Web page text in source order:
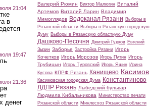
21:04
в
19:47
21:36
денег
Валерий Рюмин Виктор Малюгин Виталий
Артемов Виталий Ларин Владимир
Мимоглядов Водоканал Рязани Выборы в
Рязанской области Выборы в Рязанскую городскую
Думу Выборы в Рязанскую областную Думу
Дашково-Песочня Дмитрий Гудков Евгений
Зызин Заборье Застройка Рязани Игорь
Кочетков Игорь Морозов Игорь Путин Игорь
Трубицын Игорь Туровский Игорь Яшин Ирина
Кусова КПРФ Рязань Канищево Касимов
Касимовская городская Дума Константиново
ЛДПР Рязань Лыбедский бульвар
Людмила Кибальникова Министерство печати
Рязанской области Минлесхоз Рязанской области